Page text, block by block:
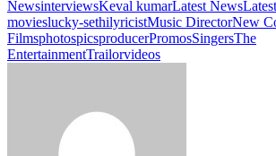
NewsinterviewsKeval kumarLatest News
movieslucky-sethilyricistMusic DirectorNew
FilmsphotospicsproducerPromosSingersThe
EntertainmentTrailorvideos